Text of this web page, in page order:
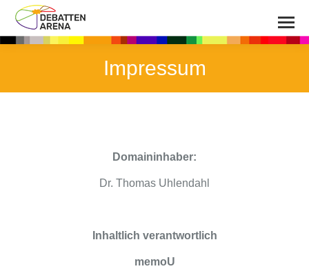
Impressum
Domaininhaber:
Dr. Thomas Uhlendahl
nhaltlich verantwortlich
memoU